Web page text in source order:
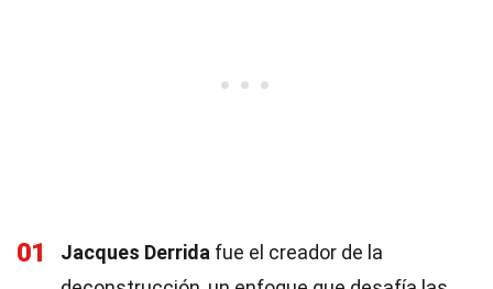
01 Jacques Derrida fue el creador de la